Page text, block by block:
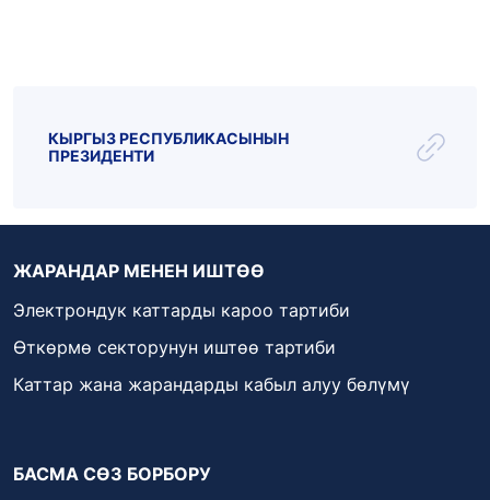
КЫРГЫЗ РЕСПУБЛИКАСЫНЫН
ПРЕЗИДЕНТИ
ЖАРАНДАР МЕНЕН ИШТӨӨ
Электрондук каттарды кароо тартиби
Өткөрмө секторунун иштөө тартиби
Каттар жана жарандарды кабыл алуу бөлүмү
БАСМА СӨЗ БОРБОРУ